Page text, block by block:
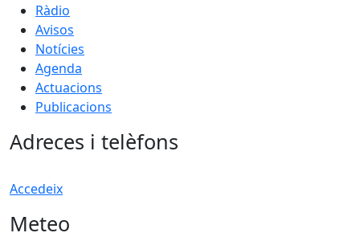
Ràdio
Avisos
Notícies
Agenda
Actuacions
Publicacions
Adreces i telèfons
Accedeix
Meteo